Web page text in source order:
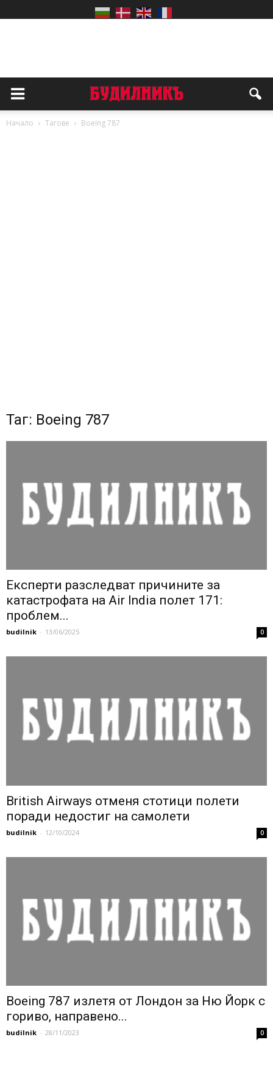
Начало Тагове Boeing 787
Таг: Boeing 787
Експерти разследват причините за
катастрофата на Air India полет 171:
проблем...
budilnik - 13/06/2025 0
British Airways отменя стотици полети
поради недостиг на самолети
budilnik - 12/10/2024 0
Boeing 787 излетя от Лондон за Ню Йорк с
гориво, направено...
budilnik - 28/11/2023 0